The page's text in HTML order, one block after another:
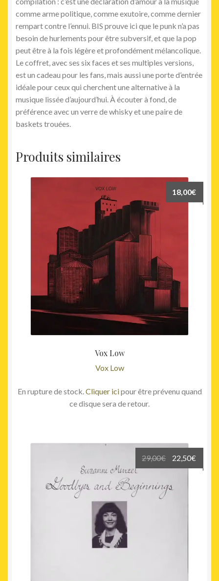
comme arme politique, comme exutoire, comme dernier
rempart contre l’ennui. BIS prouve ici que le punk n’a pas
besoin de hurlements pour être subversif, et que la pop
peut être à la fois légère et profondément mélancolique.
Le coffret, avec ses six faces et ses multiples versions,
est un cadeau pour les fans, mais aussi une porte d’entrée
idéale pour ceux qui cherchent une alternative à la
musique lissée d’aujourd’hui. À écouter à fond, de
préférence avec un verre de whisky et une paire de
baskets trouées.
Produits similaires
Vox Low
Vox Low
18,00€
En rupture de stock.Cliquer icipour être prévenu quand
ce disque sera de retour.
29,00€
Le
prix
22,50€
prix